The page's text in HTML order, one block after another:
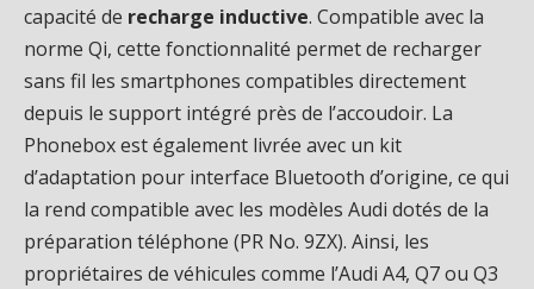
capacité de recharge inductive. Compatible avec la
norme Qi, cette fonctionnalité permet de recharger
sans fil les smartphones compatibles directement
depuis le support intégré près de l’accoudoir. La
Phonebox est également livrée avec un kit
d’adaptation pour interface Bluetooth d’origine, ce qui
la rend compatible avec les modèles Audi dotés de la
préparation téléphone (PR No. 9ZX). Ainsi, les
propriétaires de véhicules comme l’Audi A4, Q7 ou Q3